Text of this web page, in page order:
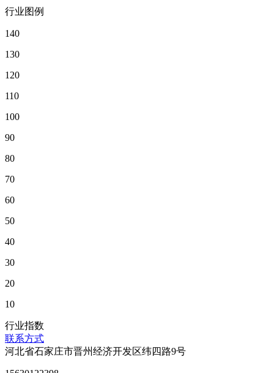
行业图例
140
130
120
110
100
90
80
70
60
50
40
30
20
10
行业指数
联系方式
河北省石家庄市晋州经济开发区纬四路9号